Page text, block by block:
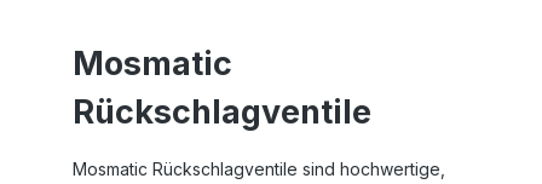
Mosmatic
Rückschlagventile
Mosmatic Rückschlagventile sind hochwertige,